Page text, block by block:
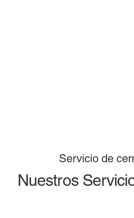
Nuestros
Servicio de